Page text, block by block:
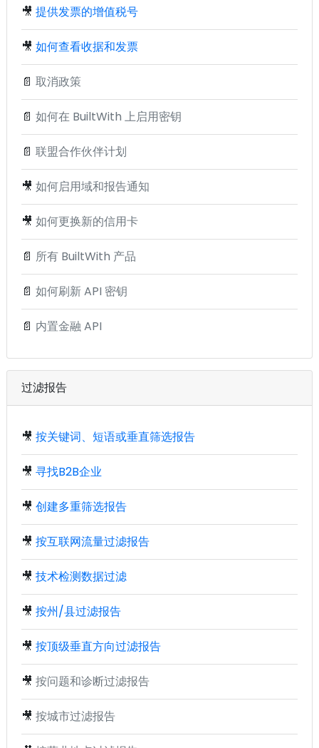
🎥 提供发票的增值税号
🎥 如何查看收据和发票
📄 取消政策
📄 如何在 BuiltWith 上启用密钥
📄 联盟合作伙伴计划
🎥 如何启用域和报告通知
🎥 如何更换新的信用卡
📄 所有 BuiltWith 产品
📄 如何刷新 API 密钥
📄 内置金融 API
过滤报告
🎥 按关键词、短语或垂直筛选报告
🎥 寻找B2B企业
🎥 创建多重筛选报告
🎥 按互联网流量过滤报告
🎥 技术检测数据过滤
🎥 按州/县过滤报告
🎥 按顶级垂直方向过滤报告
🎥 按问题和诊断过滤报告
🎥 按城市过滤报告